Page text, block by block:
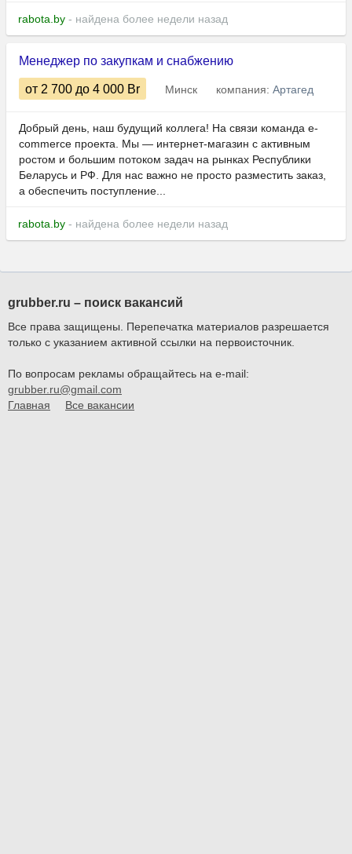
rabota.by - найдена более недели назад
Менеджер по закупкам и снабжению
от 2 700 до 4 000 Br Минск компания: Артагед
Добрый день, наш будущий коллега! На связи команда e-
commerce проекта. Мы — интернет-магазин с активным
ростом и большим потоком задач на рынках Республики
Беларусь и РФ. Для нас важно не просто разместить заказ,
а обеспечить поступление...
rabota.by - найдена более недели назад
grubber.ru – поиск вакансий
Все права защищены. Перепечатка материалов разрешается
только с указанием активной ссылки на первоисточник.
По вопросам рекламы обращайтесь на e-mail:
grubber.ru@gmail.com
Главная
Все вакансии